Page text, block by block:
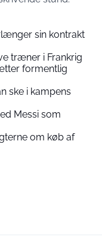
sin kontrakt
træner i Frankrig
formentlig
ske i kampens
Messi som
om køb af